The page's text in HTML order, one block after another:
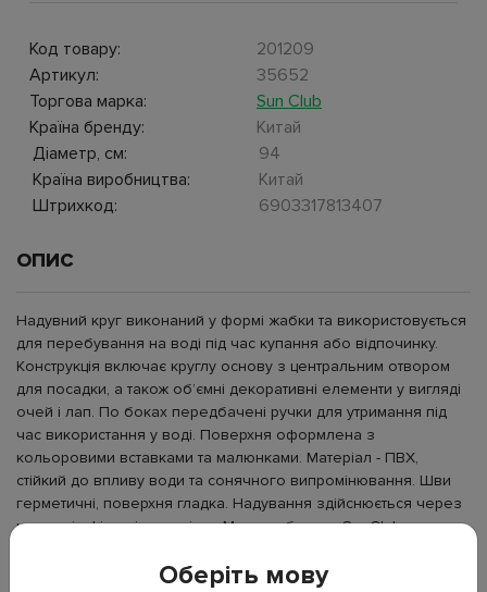
Код товару:
201209
Артикул:
35652
Торгова марка:
Sun Club
Країна бренду:
Китай
Діаметр, см:
94
Країна виробництва:
Китай
Штрихкод:
6903317813407
ОПИС
Надувний круг виконаний у формі жабки та використовується
для перебування на воді під час купання або відпочинку.
Конструкція включає круглу основу з центральним отвором
для посадки, а також об’ємні декоративні елементи у вигляді
очей і лап. По боках передбачені ручки для утримання під
час використання у воді. Поверхня оформлена з
кольоровими вставками та малюнками. Матеріал - ПВХ,
стійкий до впливу води та сонячного випромінювання. Шви
герметичні, поверхня гладка. Надування здійснюється через
клапан із фіксацією повітря. Модель бренду SunClub
відповідає зовнішньому діаметру виробу. Використовується у
Оберіть мову